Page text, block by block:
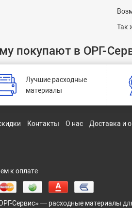
Так
покупают в ОРГ-
Лучшие расходные
материалы
Контакты О нас Доставка и
к оплате
Сервис» — расходные материалы